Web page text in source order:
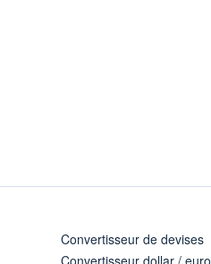
Convertisseur de devises
Convertisseur dollar / euro